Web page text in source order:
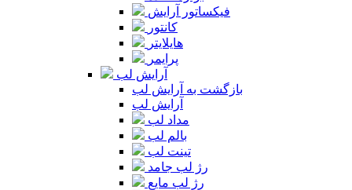
فیکساتور آرایش
کانتور
هایلایتر
پرایمر
آرایش لب
بازگشت به آرایش لب
آرایش لب
مداد لب
بالم لب
تینت لب
رژ لب جامد
رژ لب مایع